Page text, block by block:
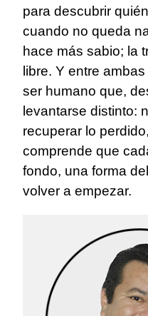
para descubrir
cuando no queda
hace más sabio; la
libre. Y entre
ser humano que,
levantarse distinto:
recuperar lo
comprende que
fondo, una forma
volver a empezar.